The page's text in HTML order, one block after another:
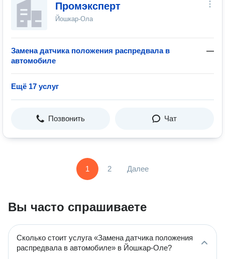
Промэксперт
Йошкар-Ола
Замена датчика положения распредвала в
автомобиле
—
Ещё 17 услуг
Позвонить Чат
1 2 Далее
Вы часто спрашиваете
Сколько стоит услуга «Замена датчика положения
распредвала в автомобиле» в Йошкар-Оле?